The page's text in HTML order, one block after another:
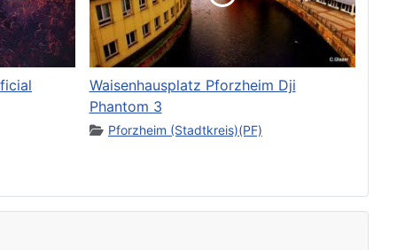
Waisenhausplatz Pforzheim Dji
Phantom 3
Pforzheim (Stadtkreis)(PF)